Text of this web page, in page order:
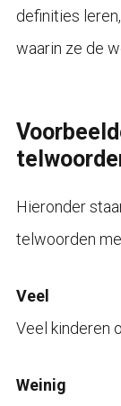
definities
waarin ze de
Hieronder
telwoorden
Veel
Veel kinderen
Weinig